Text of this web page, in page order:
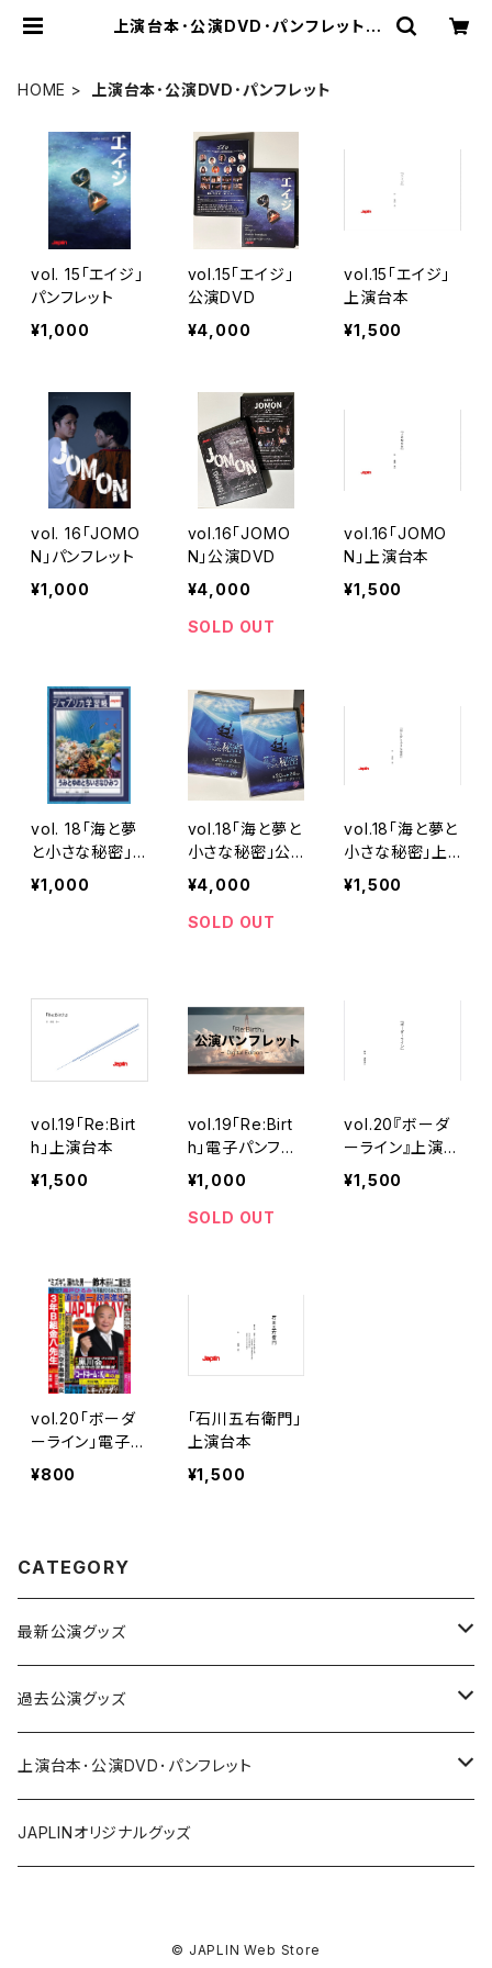
上演台本･公演DVD･パンフレット |
HOME 上演台本･公演DVD･パンフレット
vol. 15「エイジ」
パンフレット
¥1,000
vol.15「エイジ」
公演DVD
¥4,000
vol.15「エイジ」
上演台本
¥1,500
vol. 16「JOMO
N」パンフレット
¥1,000
vol.16「JOMO
N」公演DVD
¥4,000
SOLD OUT
vol.16「JOMO
N」上演台本
¥1,500
vol. 18「海と夢
と小さな秘密」パ
ンフレット
¥1,000
vol.18「海と夢と
小さな秘密」公
演DVD
¥4,000
SOLD OUT
vol.18「海と夢と
小さな秘密」上
演台本
¥1,500
vol.19「Re:Birt
h」上演台本
¥1,500
vol.19「Re:Birt
h」電子パンフレ
ット
¥1,000
SOLD OUT
vol.20『ボーダ
ーライン』上演台
本
¥1,500
vol.20「ボーダ
ーライン」電子パ
ンフレット
¥800
「石川五右衛門」
上演台本
¥1,500
CATEGORY
最新公演グッズ
vol.21「朋友」
過去公演グッズ
vol.15「エイジ」
vol.16「JOMON」
上演台本･公演DVD･パンフレット
パンフレット
JAPLINオリジナルグッズ
© JAPLIN Web Store